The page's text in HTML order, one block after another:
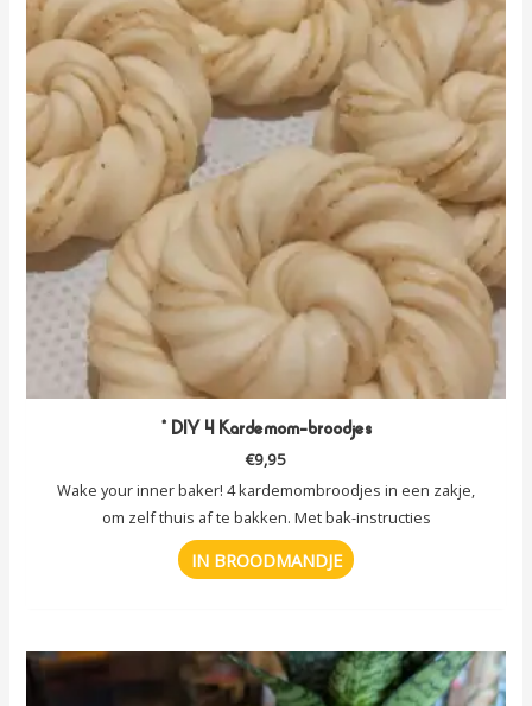
* DIY 4 Kardemom-broodjes
€9,95
Wake your inner baker! 4 kardemombroodjes in een zakje,
om zelf thuis af te bakken. Met bak-instructies
IN BROODMANDJE